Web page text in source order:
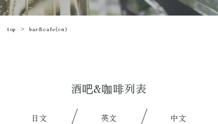
top > bar&cafe(cn)
酒吧&咖啡列表
日文 英文 中文